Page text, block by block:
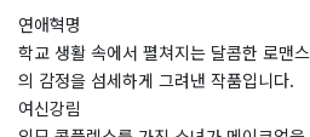
연애혁명
학교 생활 속에서 펼쳐지는 달콤한 로맨
의 감정을 섬세하게 그려낸 작품입니다.
여신강림